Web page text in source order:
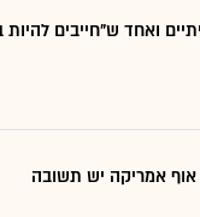
אמריקה יש תשובה